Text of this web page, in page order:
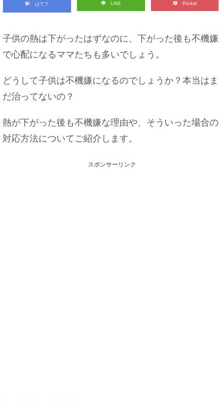
はてブ LINE Pocket
子供の熱は下がったはずなのに、下がった後も不機嫌
で心配になるママたちも多いでしょう。
どうして子供は不機嫌になるのでしょうか？本当はま
だ治ってないの？
熱が下がった後も不機嫌な理由や、そういった場合の
対応方法についてご紹介します。
スポンサーリンク